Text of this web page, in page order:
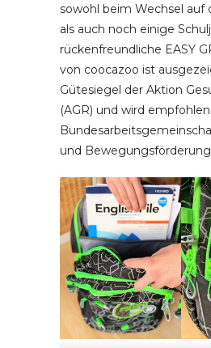
sowohl beim Wechsel auf
als auch noch einige
rückenfreundliche EASY
von coocazoo ist
Gütesiegel der Aktion
(AGR) und wird
und Bewegungsförderung